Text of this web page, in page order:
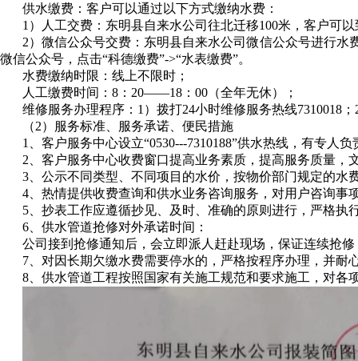
供水缴费：客户可以通过以下方式缴纳水费：
1 ）人工交费： 东明县自来水公司往北迁移100米，客户可
2）微信公众号交费：东明县自来水公司微信公众号进行水
微信公众号，点击“科德缴费”->“水表缴费”。
水费缴纳时限：线上不限时；
人工缴费时间： 8 ： 20——18 ： 00 （全年无休）；
维修服务办理程序： 1 ）拨打24小时维修服务热线7310018 ；
（2）服务标准、服务承诺、便民措施
1
、客户服务中心设立“0530---7310188”供水热线，有专人负
2 、客户服务中心收费窗口提高业务素质，提高服务质量
3 、公示不同类型、不同项目的水价，按物价部门规定的
4 、热情提供收费查询和供水业务咨询服务，对用户咨询
5 、抄表工作应遵循抄见、及时、准确的原则进行，严格
6 、供水管道抢修对外承诺时间：
公司接到抢修通知后，会立即派人赶赴现场，保证连续抢
7 、对因长期欠缴水费需要停水的，严格按程序办理，并
8 、供水管道工程按照国家有关施工规范和要求施工，对